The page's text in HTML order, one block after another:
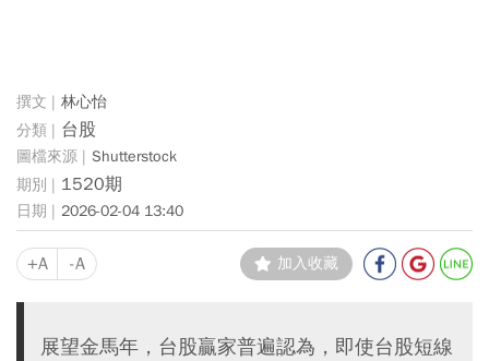
林心怡
台股
Shutterstock
1520期
2026-02-04 13:40
+A -A 加入收藏
展望金馬年，台股贏家普遍認為，即使台股短線